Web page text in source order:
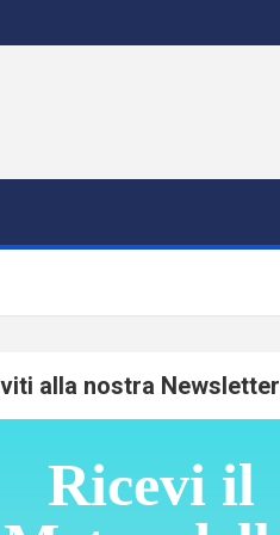
alla nostra Newsletter
Ricevi il